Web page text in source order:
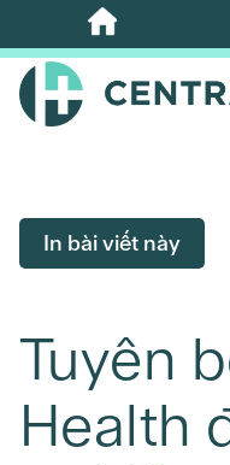
Bỏ
qua
nội
In bài viết này
Tuyên
Health